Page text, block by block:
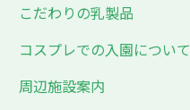
こだわりの乳製品
コスプレでの入園について
周辺施設案内